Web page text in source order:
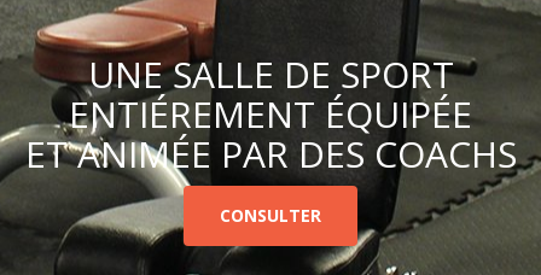
UNE SALLE DE SPORT
ENTIÉREMENT ÉQUIPÉE
ET ANIMÉE PAR DES COACHS
CONSULTER